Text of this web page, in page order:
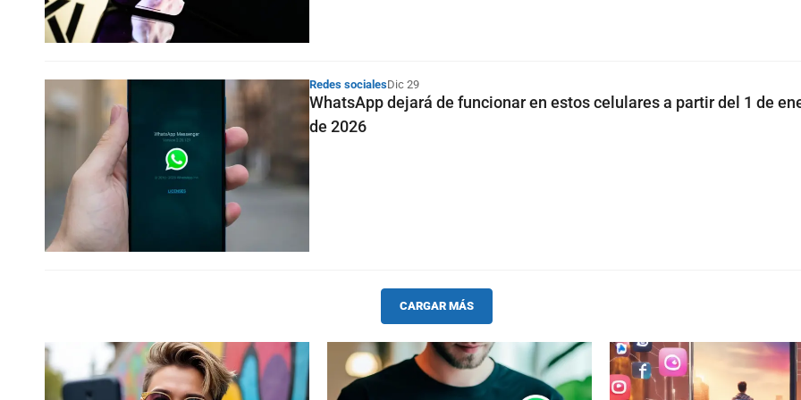
Redes socialesDic 29
WhatsApp dejará de funcionar en estos celulares a partir del 1 de
de 2026
CARGAR MÁS